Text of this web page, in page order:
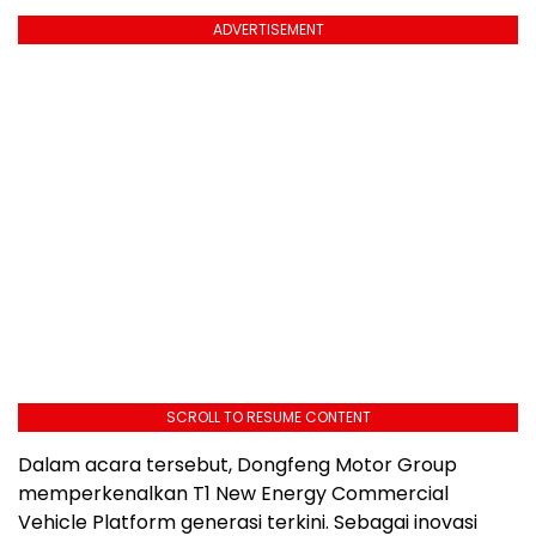
ADVERTISEMENT
SCROLL TO RESUME CONTENT
Dalam acara tersebut, Dongfeng Motor Group
memperkenalkan T1 New Energy Commercial
Vehicle Platform generasi terkini. Sebagai inovasi